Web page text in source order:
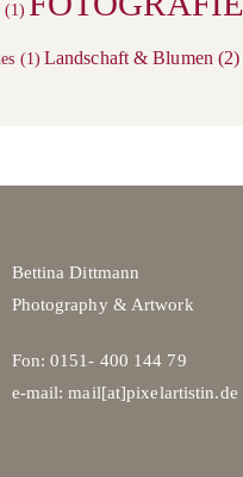
(1)
(1) Landschaft & Blumen(2)
Bettina Dittmann
Photography & Artwork
Fon: 0151- 400 144 79
e-mail: mail[at]pixelartistin.de